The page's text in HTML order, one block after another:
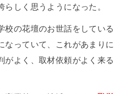
らしく思うようになった。
校の花壇のお世話をしている
なっていて、これがあまりに
がよく、取材依頼がよく来る